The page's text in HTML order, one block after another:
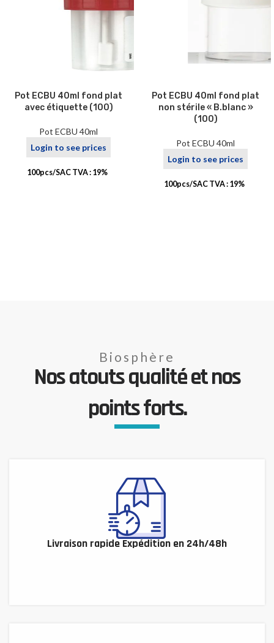
Pot ECBU 40ml fond plat
avec étiquette (100)
Pot ECBU 40ml
Login to see prices
100pcs/SAC TVA : 19%
Pot ECBU 40ml fond plat
non stérile « B.blanc »
(100)
Pot ECBU 40ml
Login to see prices
100pcs/SAC TVA : 19%
Biosphère
Nos atouts qualité et nos
points forts.
Livraison rapide Expédition en 24h/48h